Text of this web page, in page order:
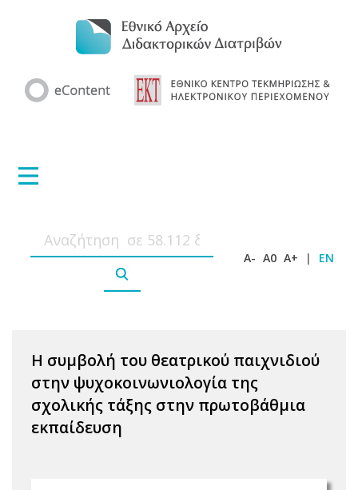
A- A0 A+ | EN
Η συμβολή του θεατρικού παιχνιδιού
στην ψυχοκοινωνιολογία της
σχολικής τάξης στην πρωτοβάθμια
εκπαίδευση